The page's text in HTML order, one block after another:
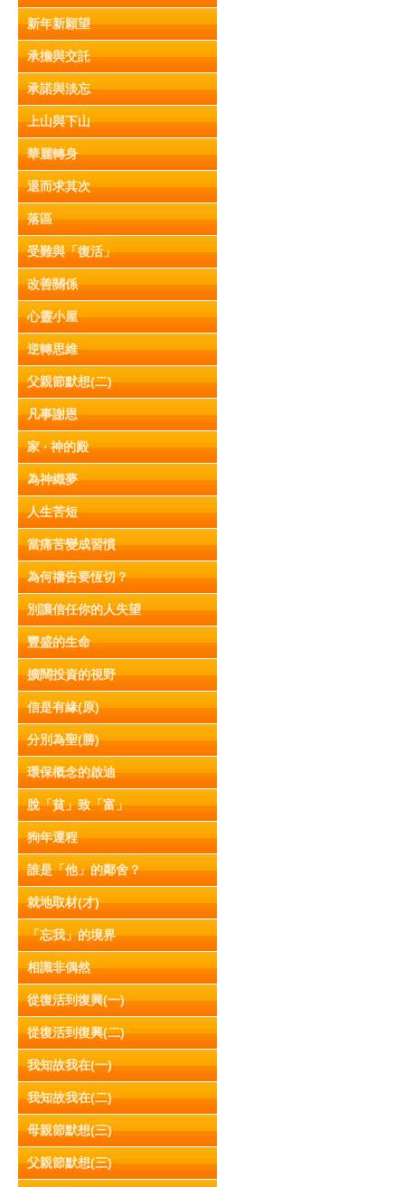
新年新願望
承擔與交託
承諾與淡忘
上山與下山
華麗轉身
退而求其次
落區
受難與「復活」
改善關係
心靈小屋
逆轉思維
父親節默想(二)
凡事謝恩
家 ‧ 神的殿
為神織夢
人生苦短
當痛苦變成習慣
為何禱告要恆切？
別讓信任你的人失望
豐盛的生命
擴闊投資的視野
信是有緣(原)
分別為聖(勝)
環保概念的啟迪
脫「貧」致「富」
狗年運程
誰是「他」的鄰舍？
就地取材(才)
「忘我」的境界
相識非偶然
從復活到復興(一)
從復活到復興(二)
我知故我在(一)
我知故我在(二)
母親節默想(三)
父親節默想(三)